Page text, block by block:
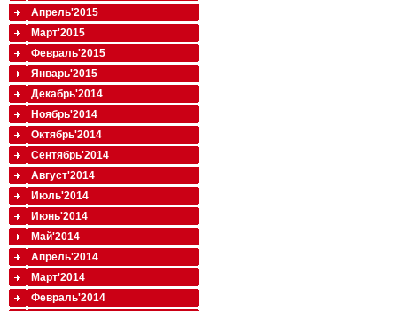
Апрель'2015
Март'2015
Февраль'2015
Январь'2015
Декабрь'2014
Ноябрь'2014
Октябрь'2014
Сентябрь'2014
Август'2014
Июль'2014
Июнь'2014
Май'2014
Апрель'2014
Март'2014
Февраль'2014